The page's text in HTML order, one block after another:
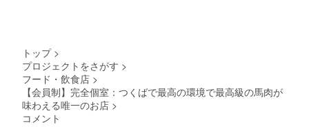
きま
確認と
初回来
トップ >
プロジェクトをさがす >
フード・飲食店 >
【会員制】完全個室：つくばで最高の環境で最高級の馬肉が
味わえる唯一のお店 >
コメント